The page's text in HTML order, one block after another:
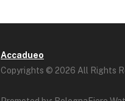
Accadueo
Copyrights © 2026 All Rights